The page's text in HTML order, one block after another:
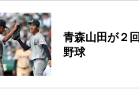
青森山田が２
野球